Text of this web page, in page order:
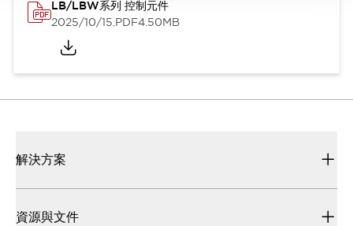
LB/LBW系列 控制元件
2025/10/15.PDF4.50MB
解決方案
資源與文件